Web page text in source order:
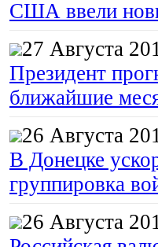
США ввели
27 Августа
Президент
ближайшие
26 Августа
В Донецке
группировка
26 Августа